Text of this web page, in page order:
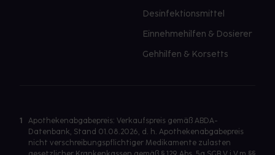
Desinfektionsmittel
Einnehmehilfen & Dosierer
Gehhilfen & Korsetts
1
Apothekenabgabepreis: Verkaufspreis gemäß ABDA-
Datenbank, Stand 01.08.2026, d. h. Apothekenabgabepreis
nicht verschreibungspflichtiger Medikamente zulasten